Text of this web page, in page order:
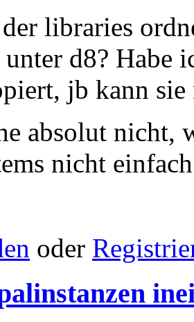
libraries
d8? Habe
jb kann
absolut nicht,
nicht
oder